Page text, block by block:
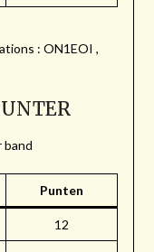
: ON1EOI ,
band
Punten
12